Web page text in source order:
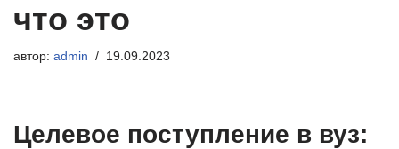
что это
автор: admin 19.09.2023
Целевое поступление в вуз: